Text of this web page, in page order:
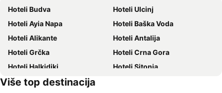
Hoteli Budva
Hoteli Ulcinj
Hoteli Ayia Napa
Hoteli Baška Voda
Hoteli Alikante
Hoteli Antalija
Hoteli Grčka
Hoteli Crna Gora
Hoteli Halkidiki
Hoteli Sitonia
Hoteli Krit
Više top destinacija